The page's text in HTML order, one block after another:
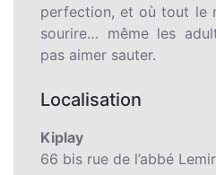
perfection, et où tout le
sourire… même les
pas aimer sauter.
Localisation
Kiplay
66 bis rue de l’abbé